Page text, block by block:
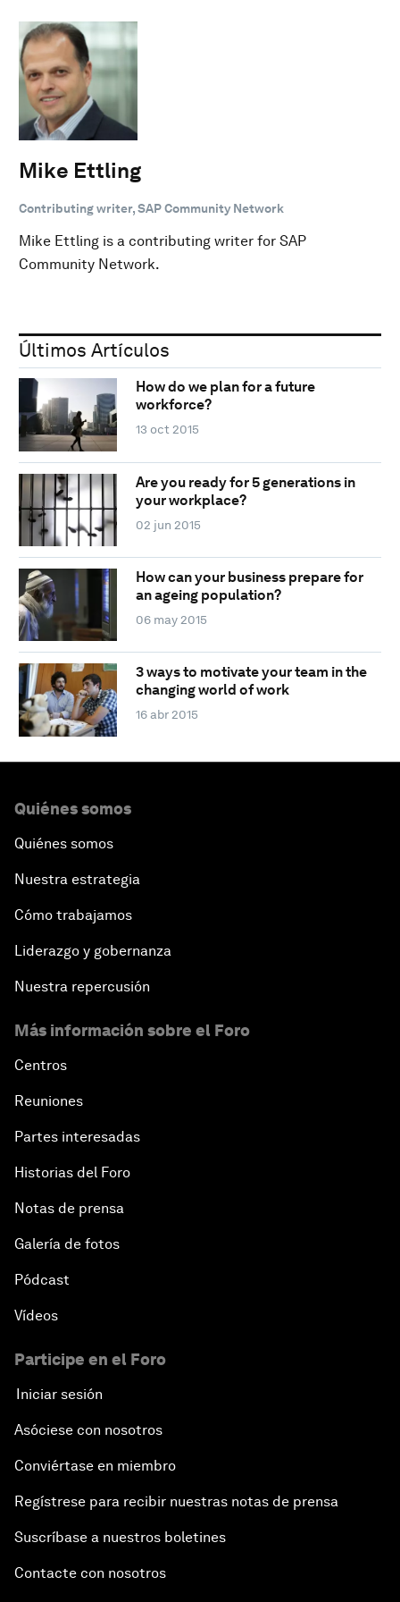
Mike Ettling
Contributing writer, SAP Community Network
Mike Ettling is a contributing writer for SAP
Community Network.
Últimos Artículos
How do we plan for a future
workforce?
13 oct 2015
Are you ready for 5 generations in
your workplace?
02 jun 2015
How can your business prepare for
an ageing population?
06 may 2015
3 ways to motivate your team in the
changing world of work
16 abr 2015
Quiénes somos
Quiénes somos
Nuestra estrategia
Cómo trabajamos
Liderazgo y gobernanza
Nuestra repercusión
Más información sobre el Foro
Centros
Reuniones
Partes interesadas
Historias del Foro
Notas de prensa
Galería de fotos
Pódcast
Vídeos
Participe en el Foro
Iniciar sesión
Asóciese con nosotros
Conviértase en miembro
Regístrese para recibir nuestras notas de prensa
Suscríbase a nuestros boletines
Contacte con nosotros